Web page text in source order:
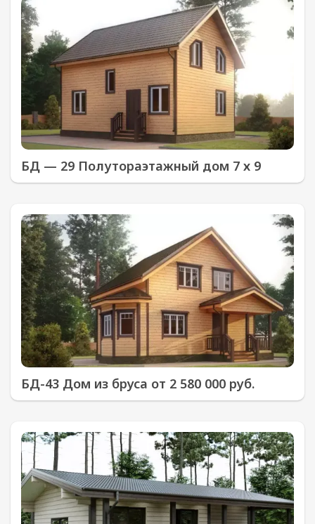
БД — 29 Полутораэтажный дом 7 х 9
БД-43 Дом из бруса от 2 580 000 руб.